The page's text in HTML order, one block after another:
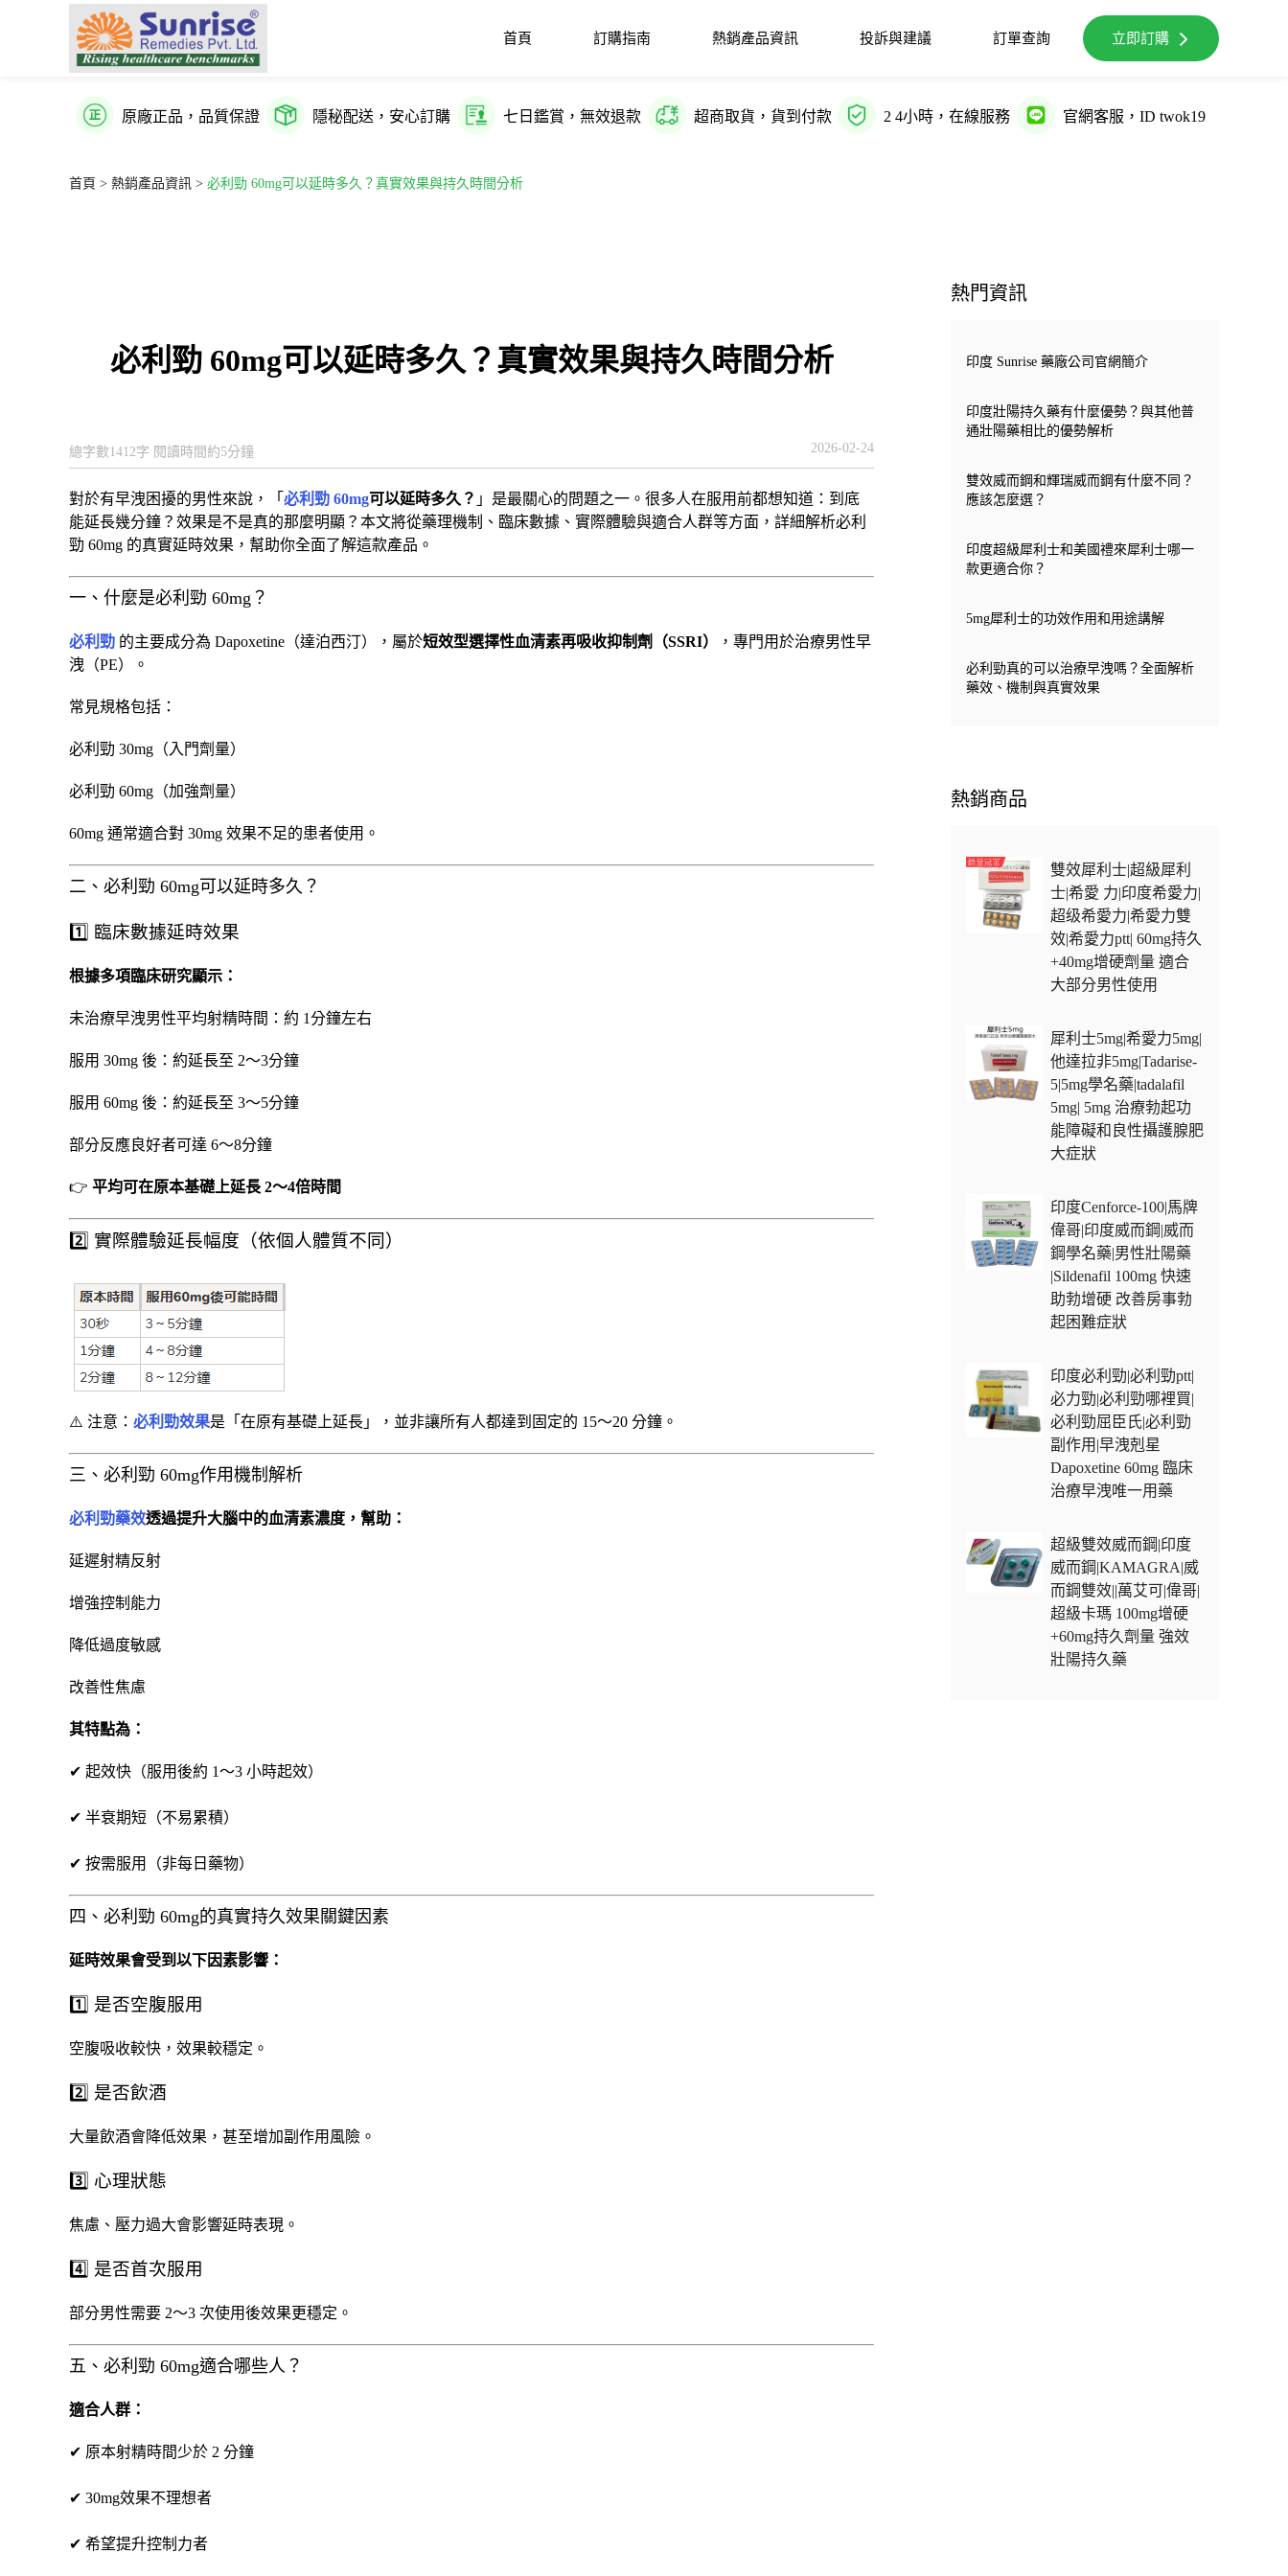
首頁 訂購指南 熱銷產品資訊 投訴與建議 訂單查詢 立即訂購
原廠正品，品質保證 隱秘配送，安心訂購 七日鑑賞，無效退款 超商取貨，貨到付款 2 4小時，在線服務 官網客服，ID twok19
首頁 > 熱銷產品資訊 > 必利勁 60mg可以延時多久？真實效果與持久時間分析
必利勁 60mg可以延時多久？真實效果與持久時間分析
總字數1412字 閱讀時間約5分鐘 2026-02-24
對於有早洩困擾的男性來說，「 必利勁 60mg可以延時多久？ 」是最關心的問題之一。很多人在服用前都想知道：到底
能延長幾分鐘？效果是不是真的那麼明顯？本文將從藥理機制、臨床數據、實際體驗與適合人群等方面，詳細解析必利
勁 60mg 的真實延時效果，幫助你全面了解這款產品。
一、什麼是必利勁 60mg？
必利勁 的主要成分為 Dapoxetine（達泊西汀），屬於短效型選擇性血清素再吸收抑制劑（SSRI）
，專門用於治療男性早
洩（PE）。
常見規格包括：
必利勁 30mg（入門劑量）
必利勁 60mg（加強劑量）
60mg 通常適合對 30mg 效果不足的患者使用。
二、必利勁 60mg可以延時多久？
1️⃣ 臨床數據延時效果
根據多項臨床研究顯示：
未治療早洩男性平均射精時間：約 1分鐘左右
服用 30mg 後：約延長至 2～3分鐘
服用 60mg 後：約延長至 3～5分鐘
部分反應良好者可達 6～8分鐘
👉 平均可在原本基礎上延長 2～4倍時間
2️⃣ 實際體驗延長幅度（依個人體質不同）
⚠️ 注意： 必利勁效果是「在原有基礎上延長」，並非讓所有人都達到固定的 15～20 分鐘。
三、必利勁 60mg作用機制解析
必利勁藥效透過提升大腦中的血清素濃度，幫助：
延遲射精反射
增強控制能力
降低過度敏感
改善性焦慮
其特點為：
✔ 起效快（服用後約 1～3 小時起效）
✔ 半衰期短（不易累積）
✔ 按需服用（非每日藥物）
四、必利勁 60mg的真實持久效果關鍵因素
延時效果會受到以下因素影響：
1️⃣ 是否空腹服用
空腹吸收較快，效果較穩定。
2️⃣ 是否飲酒
大量飲酒會降低效果，甚至增加副作用風險。
3️⃣ 心理狀態
焦慮、壓力過大會影響延時表現。
4️⃣ 是否首次服用
部分男性需要 2～3 次使用後效果更穩定。
五、必利勁 60mg適合哪些人？
適合人群：
✔ 原本射精時間少於 2 分鐘
✔ 30mg效果不理想者
✔ 希望提升控制力者
熱門資訊
印度 Sunrise 藥廠公司官網簡介
印度壯陽持久藥有什麼優勢？與其他普
通壯陽藥相比的優勢解析
雙效威而鋼和輝瑞威而鋼有什麼不同？
應該怎麼選？
印度超級犀利士和美國禮來犀利士哪一
款更適合你？
5mg犀利士的功效作用和用途講解
必利勁真的可以治療早洩嗎？全面解析
藥效、機制與真實效果
熱銷商品
雙效犀利士|超級犀利
士|希愛 力|印度希愛力|
超级希愛力|希愛力雙
效|希愛力ptt| 60mg持久
+40mg增硬劑量 適合
大部分男性使用
犀利士5mg|希愛力5mg|
他達拉非5mg|Tadarise-
5|5mg學名藥|tadalafil
5mg| 5mg 治療勃起功
能障礙和良性攝護腺肥
大症狀
印度Cenforce-100|馬牌
偉哥|印度威而鋼|威而
鋼學名藥|男性壯陽藥
|Sildenafil 100mg 快速
助勃增硬 改善房事勃
起困難症狀
印度必利勁|必利勁ptt|
必力勁|必利勁哪裡買|
必利勁屈臣氏|必利勁
副作用|早洩剋星
Dapoxetine 60mg 臨床
治療早洩唯一用藥
超級雙效威而鋼|印度
威而鋼|KAMAGRA|威
而鋼雙效||萬艾可|偉哥|
超級卡瑪 100mg增硬
+60mg持久劑量 強效
壯陽持久藥